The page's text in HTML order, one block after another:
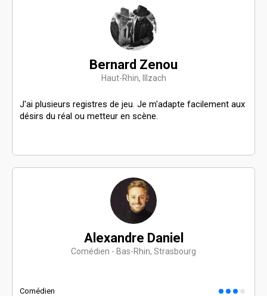
Bernard Zenou
Haut-Rhin, Illzach
J'ai plusieurs registres de jeu. Je m'adapte facilement aux
désirs du réal ou metteur en scène.
Alexandre Daniel
Comédien - Bas-Rhin, Strasbourg
Comédien